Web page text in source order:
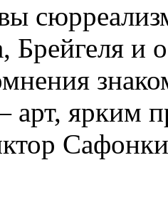
Брейгеля и
ярким